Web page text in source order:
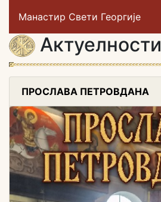
Манастир Свети Георгије
Актуелности
ПРОСЛАВА ПЕТРОВДАНА